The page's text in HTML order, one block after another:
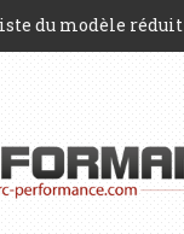
du modèle réduit